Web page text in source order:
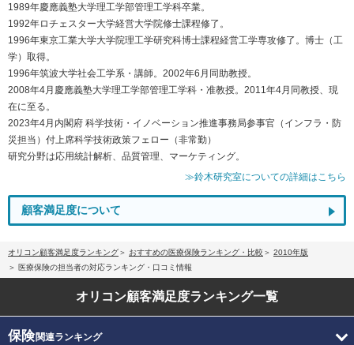
1989年慶應義塾大学理工学部管理工学科卒業。
1992年ロチェスター大学経営大学院修士課程修了。
1996年東京工業大学大学院理工学研究科博士課程経営工学専攻修了。博士（工
学）取得。
1996年筑波大学社会工学系・講師。2002年6月同助教授。
2008年4月慶應義塾大学理工学部管理工学科・准教授。2011年4月同教授、現
在に至る。
2023年4月内閣府 科学技術・イノベーション推進事務局参事官（インフラ・防
災担当）付上席科学技術政策フェロー（非常勤）
研究分野は応用統計解析、品質管理、マーケティング。
≫鈴木研究室についての詳細はこちら
顧客満足度について
オリコン顧客満足度ランキング おすすめの医療保険ランキング・比較
2010年版
医療保険の担当者の対応ランキング・口コミ情報
オリコン顧客満足度ランキング一覧
保険関連ランキング